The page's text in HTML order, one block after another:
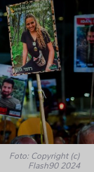
Foto: Copyright (c)
Flash90 2024